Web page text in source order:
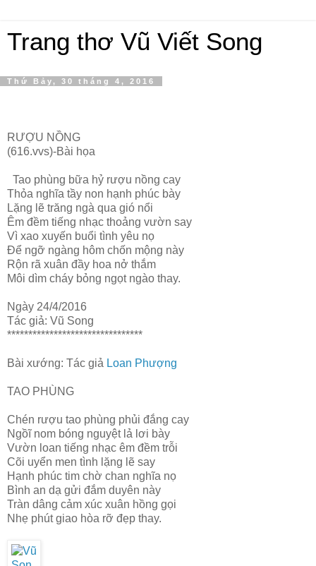
Trang thơ Vũ Viết Song
Thứ Bảy, 30 tháng 4, 2016
RƯỢU NỒNG
(616.vvs)-Bài họa
Tao phùng bữa hỷ rượu nồng cay
Thỏa nghĩa tầy non hạnh phúc bày
Lặng lẽ trăng ngà qua gió nổi
Êm đềm tiếng nhạc thoảng vườn say
Vì xao xuyến buổi tình yêu nọ
Để ngỡ ngàng hôm chốn mộng này
Rộn rã xuân đầy hoa nở thắm
Môi dìm cháy bỏng ngọt ngào thay.
Ngày 24/4/2016
Tác giả: Vũ Song
********************************
Bài xướng: Tác giả Loan Phượng
TAO PHÙNG
Chén rượu tao phùng phủi đắng cay
Ngồĩ nom bóng nguyệt lả lơi bày
Vườn loan tiếng nhạc êm đềm trỗi
Cõi uyển men tình lặng lẽ say
Hạnh phúc tim chờ chan nghĩa nọ
Bình an dạ gửi đắm duyên này
Tràn dâng cảm xúc xuân hồng gọi
Nhẹ phút giao hòa rỡ đẹp thay.